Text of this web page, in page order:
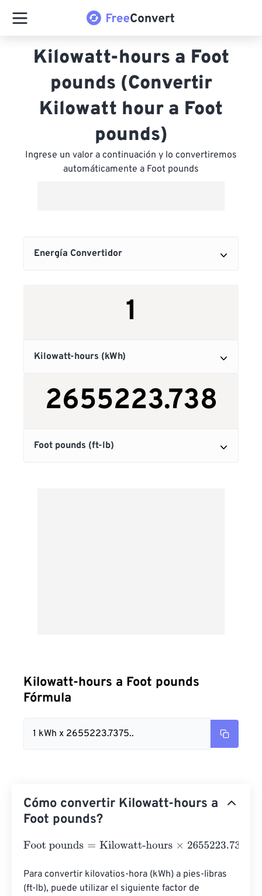
Kilowatt-hours a Foot
pounds (Convertir
Kilowatt hour a Foot
pounds)
Ingrese un valor a continuación y lo convertiremos
automáticamente a Foot pounds
Kilowatt-hours a Foot pounds
Fórmula
1 kWh x 2655223.7375..
Cómo convertir Kilowatt-hours a
Foot pounds?
Foot pounds=Kilowatt-hours×2655223.7375
Para convertir kilovatios-hora (kWh) a pies-libras
(ft-lb), puede utilizar el siguiente factor de